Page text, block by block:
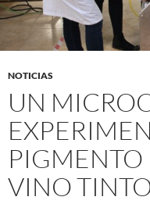
NOTICIAS
UN
VINO